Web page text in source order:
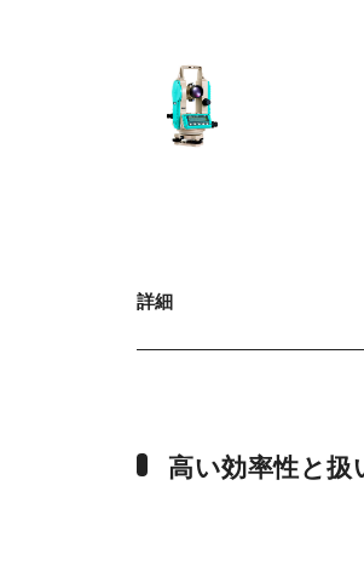
詳細
高い効率性と